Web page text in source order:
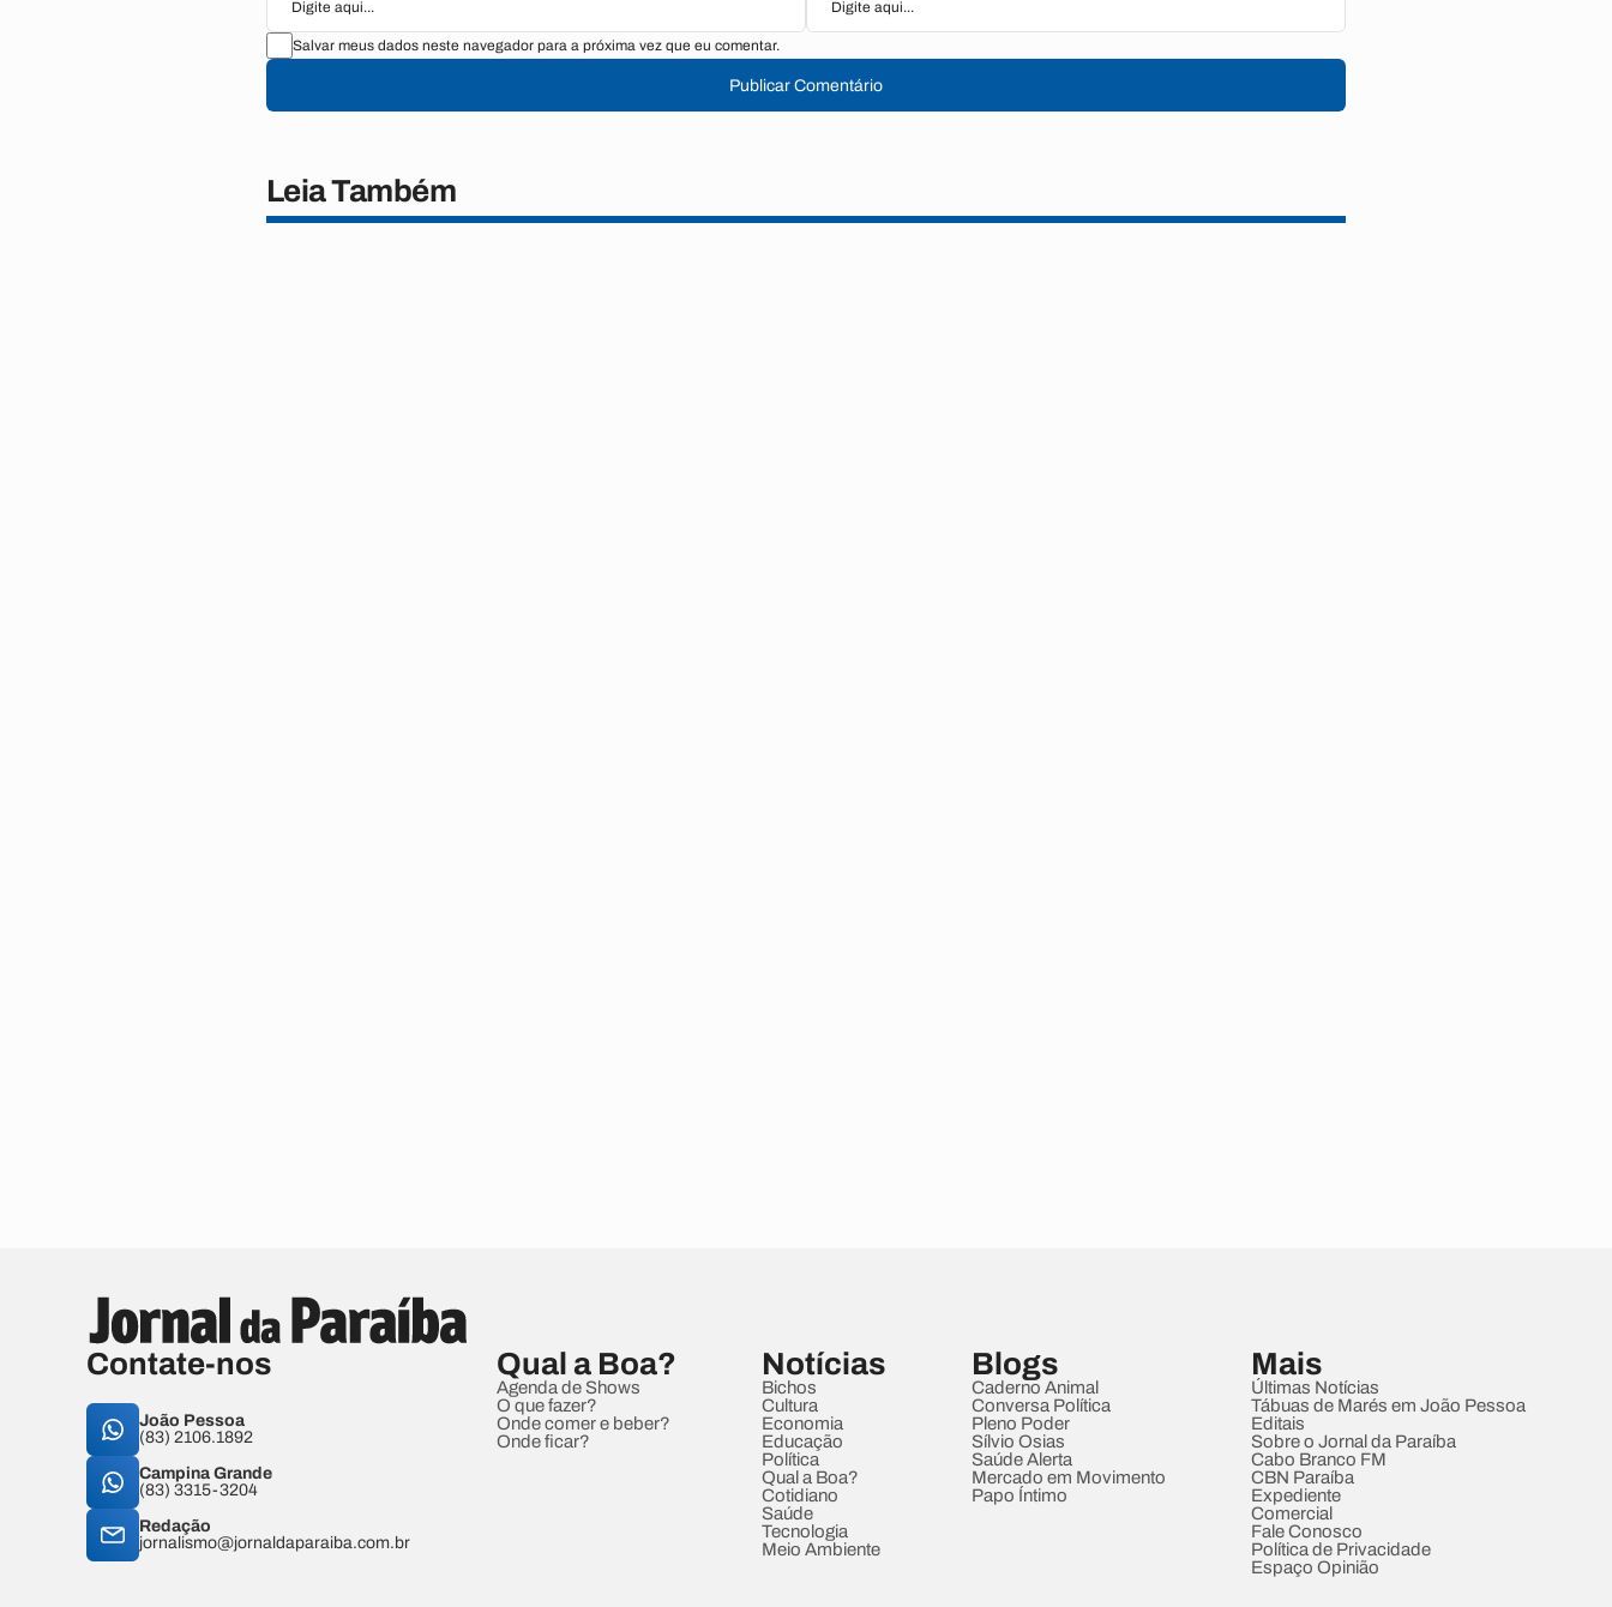
Salvar meus dados neste navegador para a próxima vez que eu comentar.
Publicar Comentário
Leia Também
Contate-nos
João Pessoa
(83) 2106.1892
Campina Grande
(83) 3315-3204
Redação
jornalismo@jornaldaparaiba.com.br
Qual a Boa?
Agenda de Shows
O que fazer?
Onde comer e beber?
Onde ficar?
Notícias
Bichos
Cultura
Economia
Educação
Política
Qual a Boa?
Cotidiano
Saúde
Tecnologia
Meio Ambiente
Blogs
Caderno Animal
Conversa Política
Pleno Poder
Sílvio Osias
Saúde Alerta
Mercado em Movimento
Papo Íntimo
Mais
Últimas Notícias
Tábuas de Marés em João Pessoa
Editais
Sobre o Jornal da Paraíba
Cabo Branco FM
CBN Paraíba
Expediente
Comercial
Fale Conosco
Política de Privacidade
Espaço Opinião